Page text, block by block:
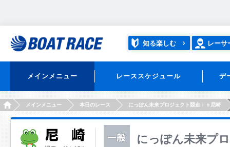
知る楽しむ レーサ
メインメニュー レーススケジュール デ
HOMEメインメニュー 本日のレース にっぽん未来プロジェクト競走ｉｎ尼崎
にっぽん未来プ